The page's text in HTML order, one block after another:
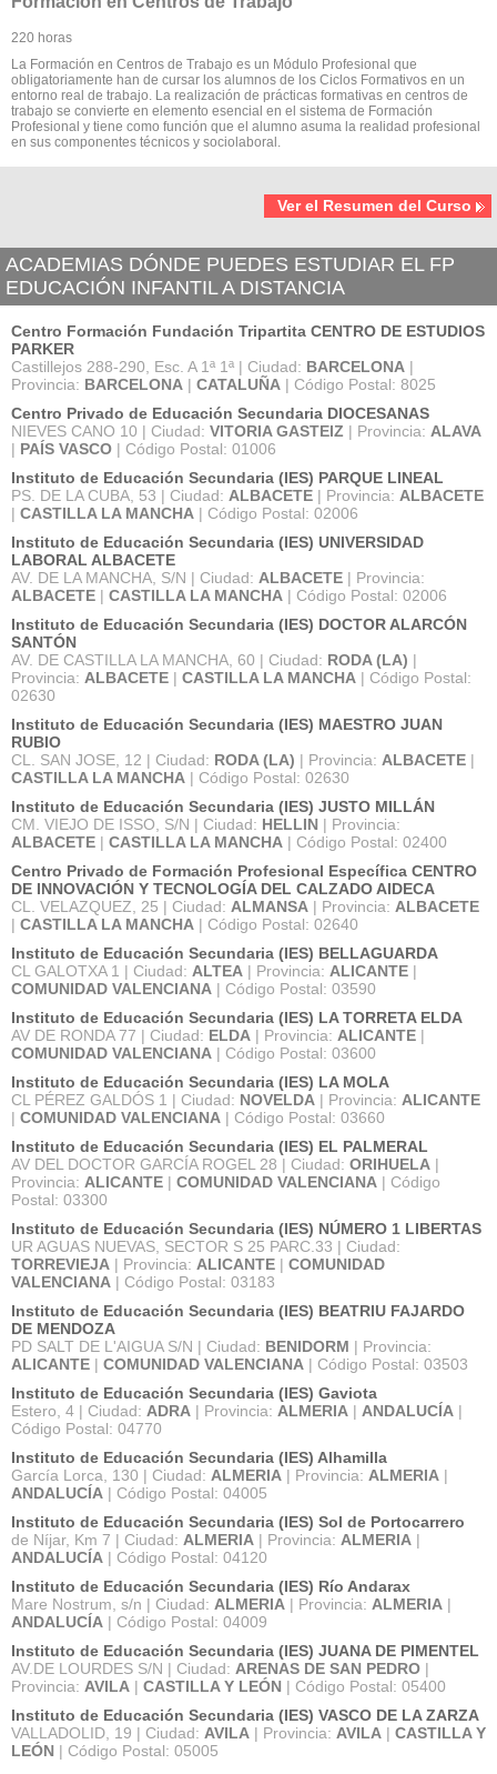
220 horas
La Formación en Centros de Trabajo es un Módulo Profesional que
obligatoriamente han de cursar los alumnos de los Ciclos Formativos en un
entorno real de trabajo. La realización de prácticas formativas en centros de
trabajo se convierte en elemento esencial en el sistema de Formación
Profesional y tiene como función que el alumno asuma la realidad profesional
en sus componentes técnicos y sociolaboral.
Ver el Resumen del Curso
ACADEMIAS DÓNDE PUEDES ESTUDIAR EL FP
EDUCACIÓN INFANTIL A DISTANCIA
Centro Formación Fundación Tripartita CENTRO DE ESTUDIOS
PARKER
Castillejos 288-290, Esc. A 1ª 1ª | Ciudad: BARCELONA |
Provincia: BARCELONA | CATALUÑA | Código Postal: 8025
Centro Privado de Educación Secundaria DIOCESANAS
NIEVES CANO 10 | Ciudad: VITORIA GASTEIZ | Provincia: ALAVA
| PAÍS VASCO | Código Postal: 01006
Instituto de Educación Secundaria (IES) PARQUE LINEAL
PS. DE LA CUBA, 53 | Ciudad: ALBACETE | Provincia: ALBACETE
| CASTILLA LA MANCHA | Código Postal: 02006
Instituto de Educación Secundaria (IES) UNIVERSIDAD
LABORAL ALBACETE
AV. DE LA MANCHA, S/N | Ciudad: ALBACETE | Provincia:
ALBACETE | CASTILLA LA MANCHA | Código Postal: 02006
Instituto de Educación Secundaria (IES) DOCTOR ALARCÓN
SANTÓN
AV. DE CASTILLA LA MANCHA, 60 | Ciudad: RODA (LA) |
Provincia: ALBACETE | CASTILLA LA MANCHA | Código Postal:
02630
Instituto de Educación Secundaria (IES) MAESTRO JUAN
RUBIO
CL. SAN JOSE, 12 | Ciudad: RODA (LA) | Provincia: ALBACETE |
CASTILLA LA MANCHA | Código Postal: 02630
Instituto de Educación Secundaria (IES) JUSTO MILLÁN
CM. VIEJO DE ISSO, S/N | Ciudad: HELLIN | Provincia:
ALBACETE | CASTILLA LA MANCHA | Código Postal: 02400
Centro Privado de Formación Profesional Específica CENTRO
DE INNOVACIÓN Y TECNOLOGÍA DEL CALZADO AIDECA
CL. VELAZQUEZ, 25 | Ciudad: ALMANSA | Provincia: ALBACETE
| CASTILLA LA MANCHA | Código Postal: 02640
Instituto de Educación Secundaria (IES) BELLAGUARDA
CL GALOTXA 1 | Ciudad: ALTEA | Provincia: ALICANTE |
COMUNIDAD VALENCIANA | Código Postal: 03590
Instituto de Educación Secundaria (IES) LA TORRETA ELDA
AV DE RONDA 77 | Ciudad: ELDA | Provincia: ALICANTE |
COMUNIDAD VALENCIANA | Código Postal: 03600
Instituto de Educación Secundaria (IES) LA MOLA
CL PÉREZ GALDÓS 1 | Ciudad: NOVELDA | Provincia: ALICANTE
| COMUNIDAD VALENCIANA | Código Postal: 03660
Instituto de Educación Secundaria (IES) EL PALMERAL
AV DEL DOCTOR GARCÍA ROGEL 28 | Ciudad: ORIHUELA |
Provincia: ALICANTE | COMUNIDAD VALENCIANA | Código
Postal: 03300
Instituto de Educación Secundaria (IES) NÚMERO 1 LIBERTAS
UR AGUAS NUEVAS, SECTOR S 25 PARC.33 | Ciudad:
TORREVIEJA | Provincia: ALICANTE | COMUNIDAD
VALENCIANA | Código Postal: 03183
Instituto de Educación Secundaria (IES) BEATRIU FAJARDO
DE MENDOZA
PD SALT DE L'AIGUA S/N | Ciudad: BENIDORM | Provincia:
ALICANTE | COMUNIDAD VALENCIANA | Código Postal: 03503
Instituto de Educación Secundaria (IES) Gaviota
Estero, 4 | Ciudad: ADRA | Provincia: ALMERIA | ANDALUCÍA |
Código Postal: 04770
Instituto de Educación Secundaria (IES) Alhamilla
García Lorca, 130 | Ciudad: ALMERIA | Provincia: ALMERIA |
ANDALUCÍA | Código Postal: 04005
Instituto de Educación Secundaria (IES) Sol de Portocarrero
de Níjar, Km 7 | Ciudad: ALMERIA | Provincia: ALMERIA |
ANDALUCÍA | Código Postal: 04120
Instituto de Educación Secundaria (IES) Río Andarax
Mare Nostrum, s/n | Ciudad: ALMERIA | Provincia: ALMERIA |
ANDALUCÍA | Código Postal: 04009
Instituto de Educación Secundaria (IES) JUANA DE PIMENTEL
AV.DE LOURDES S/N | Ciudad: ARENAS DE SAN PEDRO |
Provincia: AVILA | CASTILLA Y LEÓN | Código Postal: 05400
Instituto de Educación Secundaria (IES) VASCO DE LA ZARZA
VALLADOLID, 19 | Ciudad: AVILA | Provincia: AVILA | CASTILLA Y
LEÓN | Código Postal: 05005